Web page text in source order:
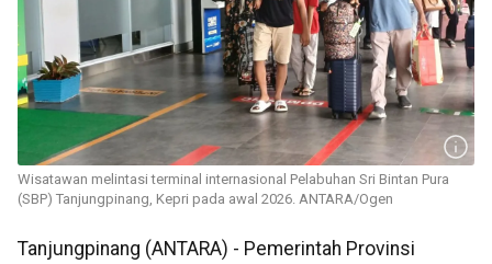
Wisatawan melintasi terminal internasional Pelabuhan Sri Bintan Pura
(SBP) Tanjungpinang, Kepri pada awal 2026. ANTARA/Ogen
Tanjungpinang (ANTARA) - Pemerintah Provinsi